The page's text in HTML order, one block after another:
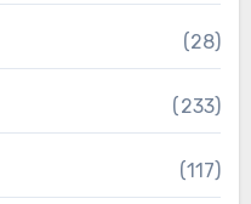
(28)
(233)
(117)